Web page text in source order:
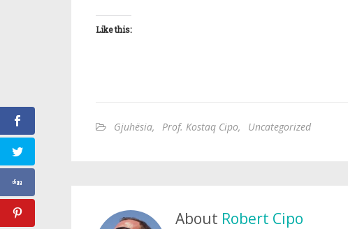
Like this:
Gjuhësia, Prof. Kostaq Cipo, Uncategorized
About Robert Cipo